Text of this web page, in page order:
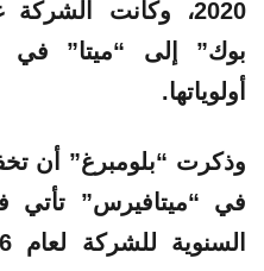
2020، وكانت
أولوياتها.
وذكرت “بلومبرغ” أن
في “ميتافيرس” تأتي